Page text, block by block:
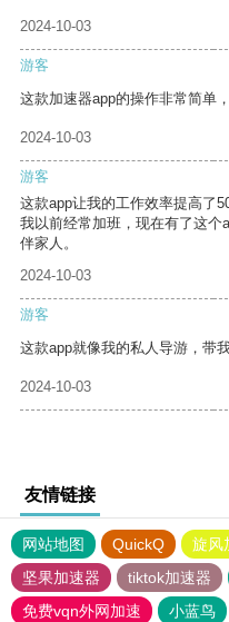
2024-10-03
游客
这款加速器app的操作非常简单
2024-10-03
游客
这款app让我的工作效率提高了
我以前经常加班，现在有了这
伴家人。
2024-10-03
游客
这款app就像我的私人导游，带
2024-10-03
友情链接
网站地图 QuickQ 旋风
坚果加速器
tiktok加速器
免费vqn外网加速
小蓝鸟